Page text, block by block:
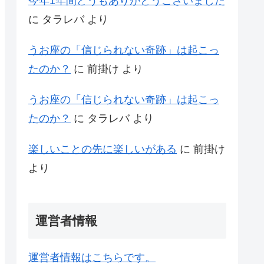
に タラレバより
うお座の「信じられない奇跡」は起こっ
たのか？ に 前掛け より
うお座の「信じられない奇跡」は起こっ
たのか？ に タラレバより
楽しいことの先に楽しいがある に 前掛け
より
運営者情報
運営者情報はこちらです。